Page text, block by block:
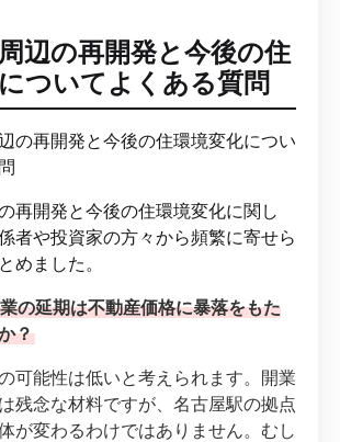
辺の再開発と今後の住
ついてよくある質問
再開発と今後の住環境変化に関し
者や投資家の方々から頻繁に寄せら
めました。
の延期は不動産価格に暴落をもた
？
可能性は低いと考えられます。開業
残念な材料ですが、名古屋駅の拠点
が変わるわけではありません。むし